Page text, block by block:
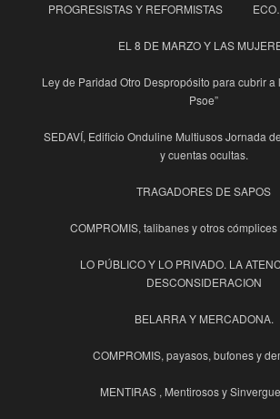
PROGRESISTAS Y REFORMISTAS
EL 8 DE MARZO Y LAS
Ley de Paridad Otro Despropósito para cubrir a
Psoe”
SEDAVÍ, Edificio Onduline Multiusos Jornada
y cuentas ocultas.
TRAGADORES DE SAPOS
COMPROMIS, talibanes y otros
LO PÚBLICO Y LO PRIVADO. LA
DESCONSIDERACION
BELARRA Y MERCADONA.
COMPROMIS, payasos, bufones y
MENTIRAS , Mentirosos y